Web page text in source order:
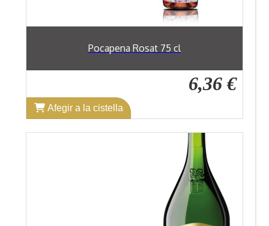
Pocapena Rosat 75 cl
6,36 €
Afegir a la cistella